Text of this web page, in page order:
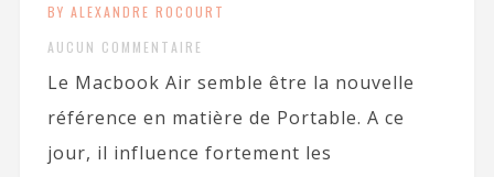
BY ALEXANDRE ROCOURT
AUCUN COMMENTAIRE
Le Macbook Air semble être la nouvelle
référence en matière de Portable. A ce
jour, il influence fortement les